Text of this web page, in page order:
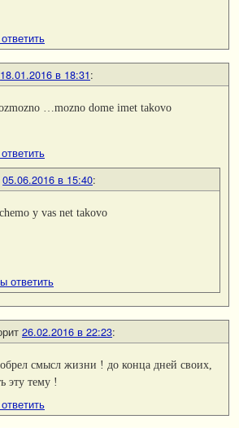
18.01.2016 в 18:31:
…mozno dome imet takovo
05.06.2016 в 15:40:
y vas net takovo
ответить
26.02.2016 в 22:23:
смысл жизни ! до конца дней своих,
эту тему !